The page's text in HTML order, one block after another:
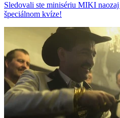
Sledovali ste minisériu MIKI
špeciálnom kvíze!